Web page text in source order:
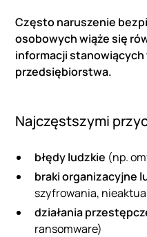
Często naruszenie
osobowych wiąże się
informacji
przedsiębiorstwa.
Najczęstszymi
błędy ludzkie (np.
braki organizacyjne
szyfrowania,
działania
ransomware)